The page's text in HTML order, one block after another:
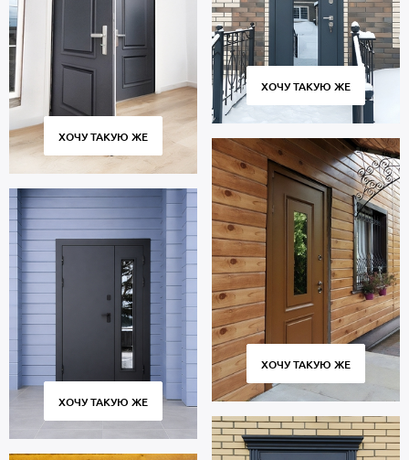
ХОЧУ ТАКУЮ ЖЕ
ХОЧУ ТАКУЮ ЖЕ
ХОЧУ ТАКУЮ ЖЕ
ХОЧУ ТАКУЮ ЖЕ